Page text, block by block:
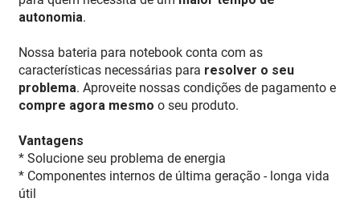
autonomia.
Nossa bateria para notebook conta com as
características necessárias para resolver o seu
problema. Aproveite nossas condições de pagamento e
compre agora mesmo o seu produto.
Vantagens
* Solucione seu problema de energia
* Componentes internos de última geração - longa vida
útil